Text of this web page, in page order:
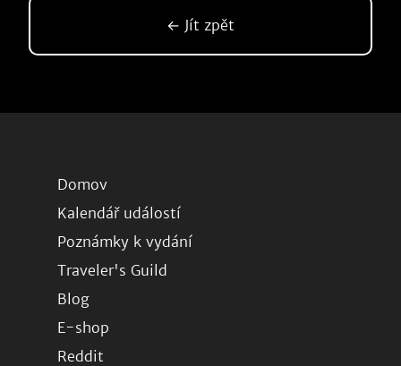
← Jít zpět
Domov
Kalendář událostí
Poznámky k vydání
Traveler's Guild
Blog
E-shop
Reddit